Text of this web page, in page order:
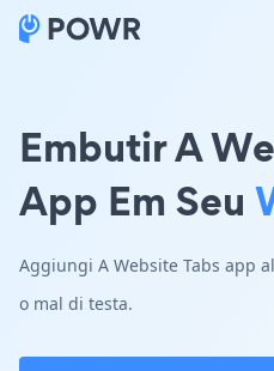
Embutir A
App Em Seu
Aggiungi A Website Tabs app
o mal di testa.